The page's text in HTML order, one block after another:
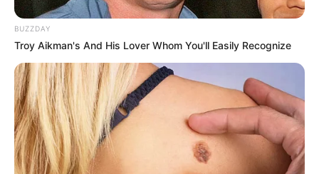
BUZZDAY
Troy Aikman's And His Lover Whom You'll Easily Recognize